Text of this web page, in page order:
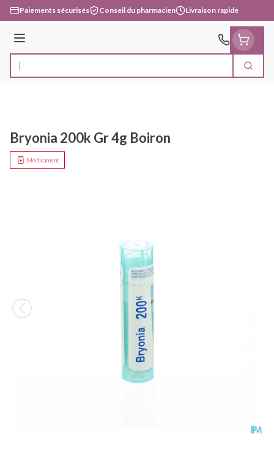
Aller au contenu
Paiements sécurisés Conseil du pharmacien Livraison rapide
Menu
Rechercher
Bryonia 200k Gr 4g Boiron
Médicament